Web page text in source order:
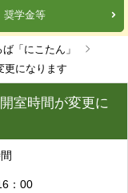
奨学金等
「にこたん」
更になります
室時間が変更に
：00